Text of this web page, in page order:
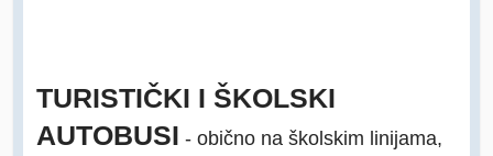
TURISTIČKI I ŠKOLSKI
AUTOBUSI - obično na školskim linijama,